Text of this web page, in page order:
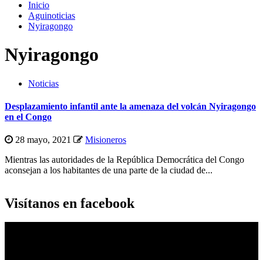
Inicio
Aguinoticias
Nyiragongo
Nyiragongo
Noticias
Desplazamiento infantil ante la amenaza del volcán Nyiragongo
en el Congo
28 mayo, 2021
Misioneros
Mientras las autoridades de la República Democrática del Congo
aconsejan a los habitantes de una parte de la ciudad de...
Visítanos en facebook